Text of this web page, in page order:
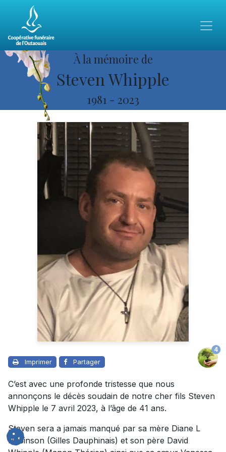
À la mémoire de
Steven Whipple
1981 - 2023
Imprimer Partager
4
C’est avec une profonde tristesse que nous
annonçons le décès soudain de notre cher fils Steven
Whipple le 7 avril 2023, à l’âge de 41 ans.
Steven sera a jamais manqué par sa mère Diane L
Robinson (Gilles Dauphinais) et son père David